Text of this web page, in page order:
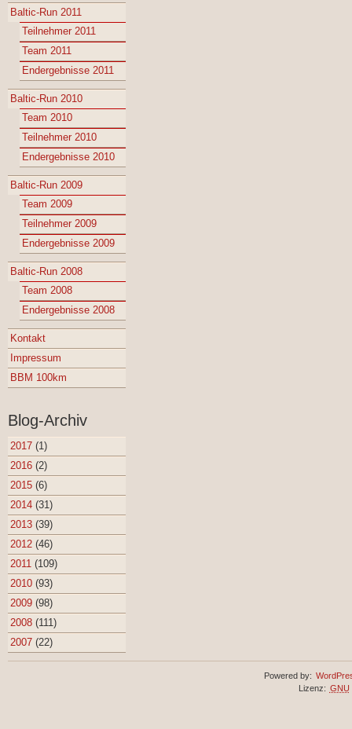
Baltic-Run 2011
Teilnehmer 2011
Team 2011
Endergebnisse 2011
Baltic-Run 2010
Team 2010
Teilnehmer 2010
Endergebnisse 2010
Baltic-Run 2009
Team 2009
Teilnehmer 2009
Endergebnisse 2009
Baltic-Run 2008
Team 2008
Endergebnisse 2008
Kontakt
Impressum
BBM 100km
Blog-Archiv
2017 (1)
2016 (2)
2015 (6)
2014 (31)
2013 (39)
2012 (46)
2011 (109)
2010 (93)
2009 (98)
2008 (111)
2007 (22)
Powered by:
Lizenz: GNU